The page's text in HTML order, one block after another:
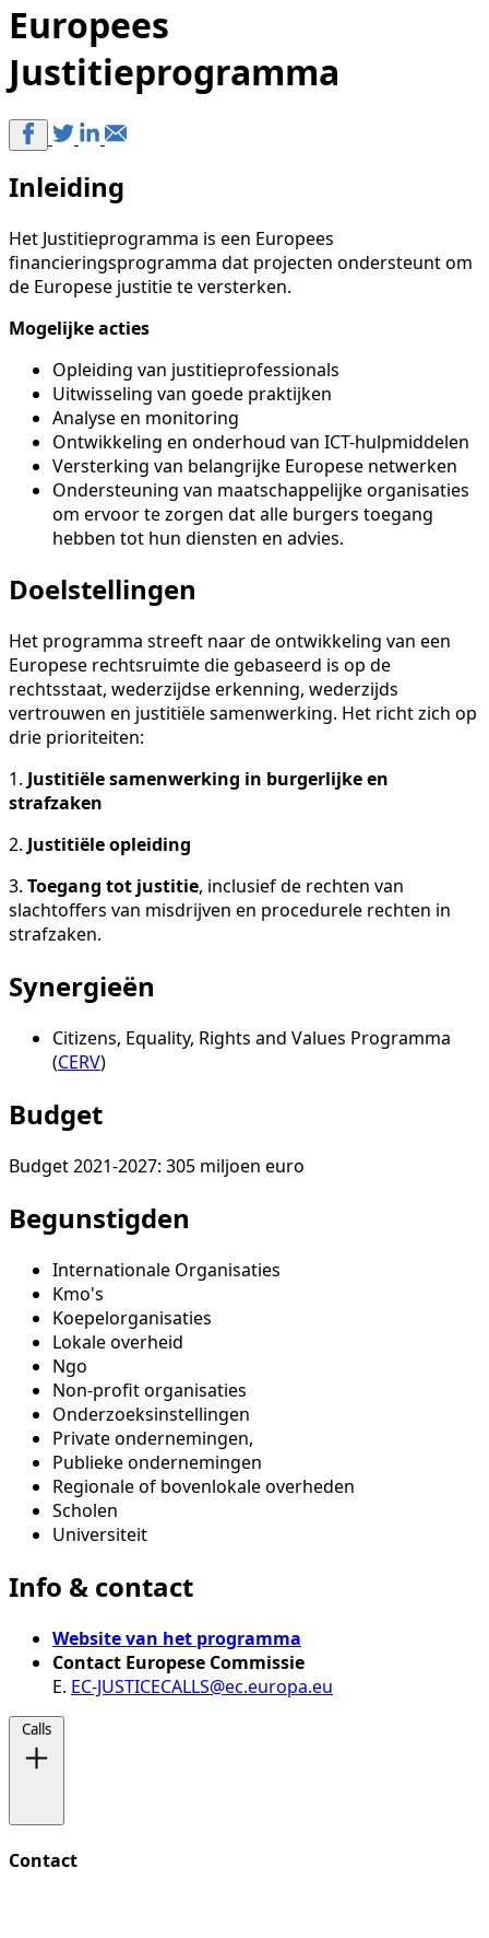
Europees
Justitieprogramma
Inleiding
Het Justitieprogramma is een Europees
financieringsprogramma dat projecten ondersteunt om
de Europese justitie te versterken.
Mogelijke acties
Opleiding van justitieprofessionals
Uitwisseling van goede praktijken
Analyse en monitoring
Ontwikkeling en onderhoud van ICT-hulpmiddelen
Versterking van belangrijke Europese netwerken
Ondersteuning van maatschappelijke organisaties
om ervoor te zorgen dat alle burgers toegang
hebben tot hun diensten en advies.
Doelstellingen
Het programma streeft naar de ontwikkeling van een
Europese rechtsruimte die gebaseerd is op de
rechtsstaat, wederzijdse erkenning, wederzijds
vertrouwen en justitiële samenwerking. Het richt zich op
drie prioriteiten:
1. Justitiële samenwerking in burgerlijke en
strafzaken
2. Justitiële opleiding
3. Toegang tot justitie, inclusief de rechten van
slachtoffers van misdrijven en procedurele rechten in
strafzaken.
Synergieën
Citizens, Equality, Rights and Values Programma
(CERV)
Budget
Budget 2021-2027: 305 miljoen euro
Begunstigden
Internationale Organisaties
Kmo's
Koepelorganisaties
Lokale overheid
Ngo
Non-profit organisaties
Onderzoeksinstellingen
Private ondernemingen,
Publieke ondernemingen
Regionale of bovenlokale overheden
Scholen
Universiteit
Info & contact
Website van het programma
Contact Europese Commissie
E. EC-JUSTICECALLS@ec.europa.eu
Calls
Contact